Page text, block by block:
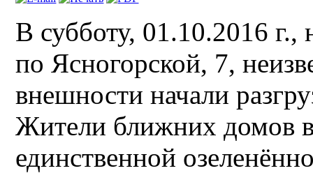
В субботу, 01.10.2016
по Ясногорской, 7,
внешности начали
Жители ближних домов
единственной